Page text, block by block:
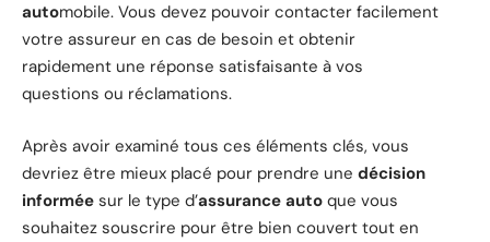
automobile. Vous devez pouvoir contacter facilement
votre assureur en cas de besoin et obtenir
rapidement une réponse satisfaisante à vos
questions ou réclamations.
Après avoir examiné tous ces éléments clés, vous
devriez être mieux placé pour prendre une décision
informée sur le type d’assurance auto que vous
souhaitez souscrire pour être bien couvert tout en